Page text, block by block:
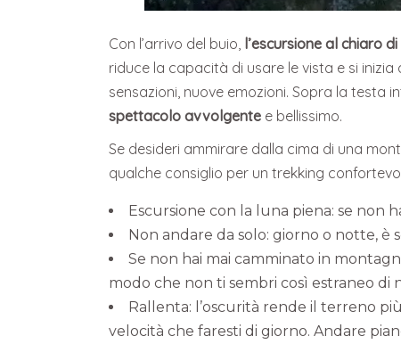
Con l’arrivo del buio, l’escursione al chiaro
riduce la capacità di usare le vista e si
sensazioni, nuove emozioni. Sopra la testa
spettacolo avvolgente e bellissimo.
Se desideri ammirare dalla cima di una
qualche consiglio per un trekking
Escursione con la luna piena: se non
Non andare da solo: giorno o notte,
Se non hai mai camminato in
modo che non ti sembri così estraneo
Rallenta: l’oscurità rende il terreno
velocità che faresti di giorno. Andare